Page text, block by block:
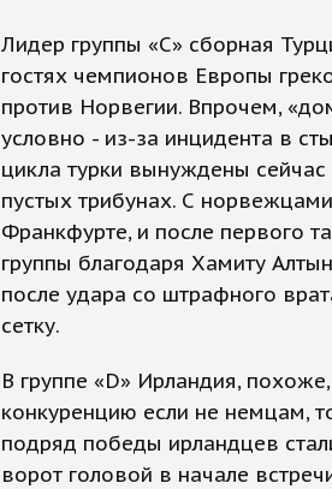
Лидер группы «С» сборная
гостях чемпионов Европы
против Норвегии. Впрочем,
условно - из-за инцидента в
цикла турки вынуждены сейчас
пустых трибунах. С
Франкфурте, и после первого
группы благодаря Хамиту
после удара со штрафного
сетку.
В группе «D» Ирландия,
конкуренцию если не немцам,
подряд победы ирландцев
ворот головой в начале